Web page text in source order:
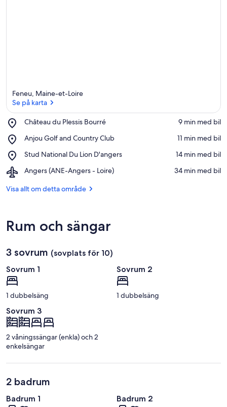
Feneu, Maine-et-Loire
Se på karta
Château du Plessis Bourré
Place,
du
Bourré
‪9 min med bil‬
Anjou Golf and Country Club
Place,
Golf
Country
‪11 min med bil‬
Stud National Du Lion D'angers
Place,
National
Lion
‪14 min med bil‬
Angers (ANE-Angers - Loire)
Airport,
(ANE-
‪34 min med bil‬
Visa allt om detta område
Rum och sängar
3 sovrum (sovplats för 10)
Sovrum 1
1 dubbelsäng
Sovrum 2
1 dubbelsäng
Sovrum 3
2 våningssängar (enkla) och 2
enkelsängar
2 badrum
Badrum 1 Badrum 2